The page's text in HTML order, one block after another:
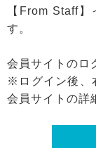
【From Staff
す。
会員サイトのロ
※ログイン後、
会員サイトの詳